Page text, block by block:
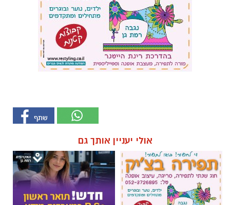
חוג שנתי לתפירה, סריגה, עיצוב
אופנה
חדש - תואר ראשון במערכות
מידע בשנתיים בלבד